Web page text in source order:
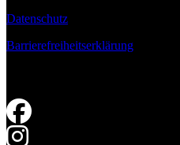
Datenschutz
Barrierefreiheitserklärung